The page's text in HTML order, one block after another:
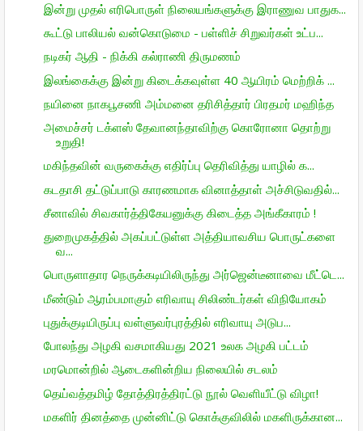
இன்று முதல் எரிபொருள் நிலையங்களுக்கு இராணுவ பாதுக...
கூட்டு பாலியல் வன்கொடுமை - பள்ளிச் சிறுவர்கள் உட்ப...
நடிகர் ஆதி - நிக்கி கல்ராணி திருமணம்
இலங்கைக்கு இன்று கிடைக்கவுள்ள 40 ஆயிரம் மெற்றிக் ...
நயினை நாகபூசணி அம்மனை தரிசித்தார் பிரதமர் மஹிந்த
அமைச்சர் டக்ளஸ் தேவானந்தாவிற்கு கொரோனா தொற்று
உறுதி!
மகிந்தவின் வருகைக்கு எதிர்ப்பு தெரிவித்து யாழில் க...
கடதாசி தட்டுப்பாடு காரணமாக வினாத்தாள் அச்சிடுவதில்...
சீனாவில் சிவகார்த்திகேயனுக்கு கிடைத்த அங்கீகாரம் !
துறைமுகத்தில் அகப்பட்டுள்ள அத்தியாவசிய பொருட்களை
வ...
பொருளாதார நெருக்கடியிலிருந்து அர்ஜென்டீனாவை மீட்டெ...
மீண்டும் ஆரம்பமாகும் எரிவாயு சிலிண்டர்கள் விநியோகம்
புதுக்குடியிருப்பு வள்ளுவர்புரத்தில் எரிவாயு அடுப...
போலந்து அழகி வசமாகியது 2021 உலக அழகி பட்டம்
மரமொன்றில் ஆடைகளின்றிய நிலையில் சடலம்
தெய்வத்தமிழ் தோத்திரத்திரட்டு நூல் வெளியீட்டு விழா!
மகளிர் தினத்தை முன்னிட்டு கொக்குவிலில் மகளிருக்கான...